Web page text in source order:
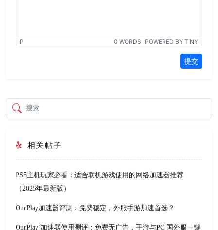
P 0 WORDS POWERED BY TINY
提交
搜索
相关帖子
PS5主机玩家必看：适合联机游戏使用的网络加速器推荐
（2025年最新版）
OurPlay加速器评测：免费稳定，外服手游加速首选？
OurPlay 加速器使用测评：免费无广告，手游与PC 国外服一键